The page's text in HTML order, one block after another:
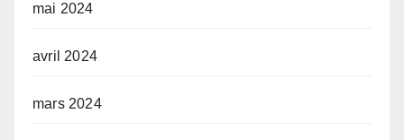
mai 2024
avril 2024
mars 2024